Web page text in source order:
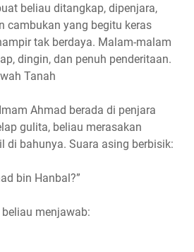
beliau ditangkap, dipenjara,
cambukan yang begitu keras
tak berdaya. Malam-malam
dingin, dan penuh penderitaan.
Tanah
Ahmad berada di penjara
gulita, beliau merasakan
di bahunya. Suara asing berbisik:
bin Hanbal?”
menjawab: